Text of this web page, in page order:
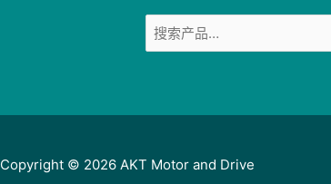
Copyright © 2026 AKT Motor and Drive